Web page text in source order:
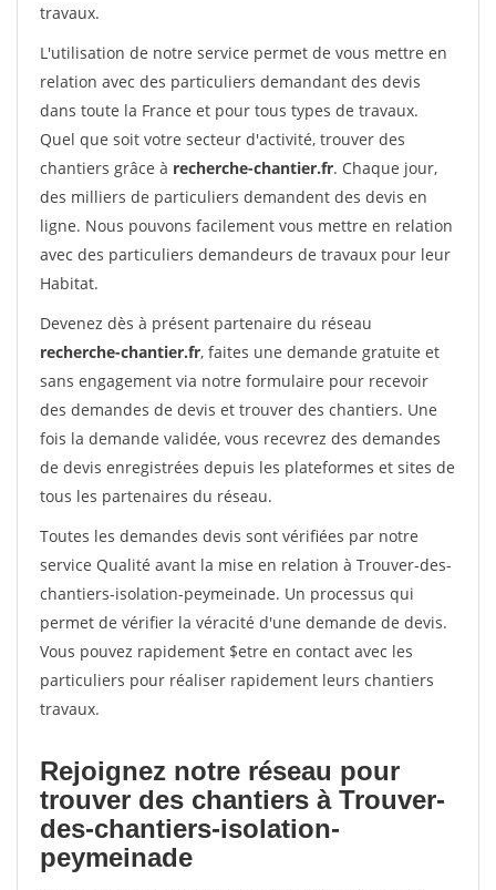
travaux.
L'utilisation de notre service permet de vous mettre en
relation avec des particuliers demandant des devis
dans toute la France et pour tous types de travaux.
Quel que soit votre secteur d'activité, trouver des
chantiers grâce à recherche-chantier.fr. Chaque jour,
des milliers de particuliers demandent des devis en
ligne. Nous pouvons facilement vous mettre en relation
avec des particuliers demandeurs de travaux pour leur
Habitat.
Devenez dès à présent partenaire du réseau
recherche-chantier.fr, faites une demande gratuite et
sans engagement via notre formulaire pour recevoir
des demandes de devis et trouver des chantiers. Une
fois la demande validée, vous recevrez des demandes
de devis enregistrées depuis les plateformes et sites de
tous les partenaires du réseau.
Toutes les demandes devis sont vérifiées par notre
service Qualité avant la mise en relation à Trouver-des-
chantiers-isolation-peymeinade. Un processus qui
permet de vérifier la véracité d'une demande de devis.
Vous pouvez rapidement $etre en contact avec les
particuliers pour réaliser rapidement leurs chantiers
travaux.
Rejoignez notre réseau pour
trouver des chantiers à Trouver-
des-chantiers-isolation-
peymeinade